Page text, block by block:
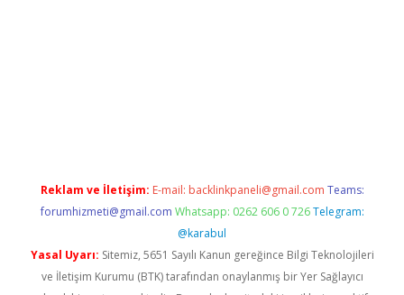
Reklam ve İletişim: E-mail: backlinkpaneli@gmail.com Teams:
forumhizmeti@gmail.com Whatsapp: 0262 606 0 726 Telegram:
@karabul
Yasal Uyarı: Sitemiz, 5651 Sayılı Kanun gereğince Bilgi Teknolojileri
ve İletişim Kurumu (BTK) tarafından onaylanmış bir Yer Sağlayıcı